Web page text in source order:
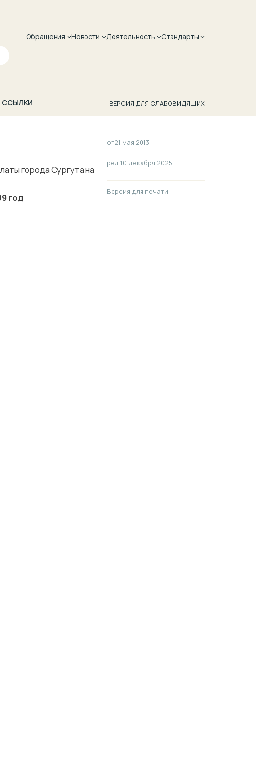
Обращения Новости Деятельность Стандарты
ССЫЛКИ ВЕРСИЯ ДЛЯ СЛАБОВИДЯЩИХ
города Сургута на
год
от21 мая 2013
ред.10 декабря 2025
Версия для печати